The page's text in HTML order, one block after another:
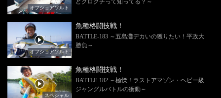
オフショアソルト
オフショアソルト
魚種格闘技戦！
BATTLE-183 ～五島灘デカいの獲りたい！平政大
勝負～
スペシャル
魚種格闘技戦！
BATTLE-182 ～極慄！ラストアマゾン・ヘビー級
ジャングルバトルの衝動～